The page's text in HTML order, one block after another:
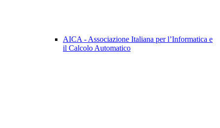
AICA - Associazione Italiana per l’Informatica e
il Calcolo Automatico